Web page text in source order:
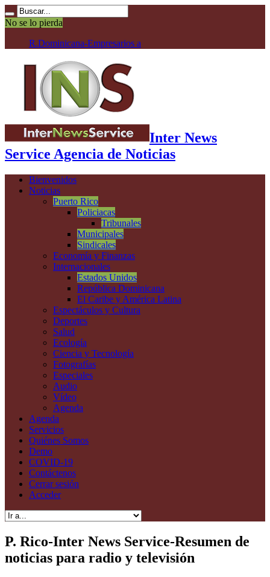
No se lo pierda
R.Dominicana-Empresarios advierten sobre el
Inter News
Service Agencia de Noticias
Bienvenidos
Noticias
Puerto Rico
Policiacas
Tribunales
Municipales
Sindicales
Economía y Finanzas
Internacionales
Estados Unidos
República Dominicana
El Caribe y América Latina
Espectáculos y Cultura
Deportes
Salud
Ecología
Ciencia y Tecnología
Fotografías
Especiales
Audio
Vídeo
Agenda
Agenda
Servicios
Quiénes Somos
Demo
COVID-19
Contáctenos
Cerrar sesión
Acceder
P. Rico-Inter News Service-Resumen de
noticias para radio y televisión